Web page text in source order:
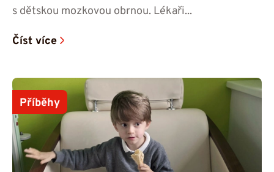
s dětskou mozkovou obrnou. Lékaři...
Číst více
Příběhy